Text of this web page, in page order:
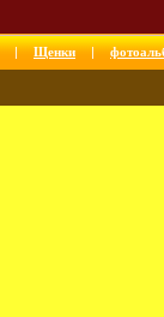
| Щенки |